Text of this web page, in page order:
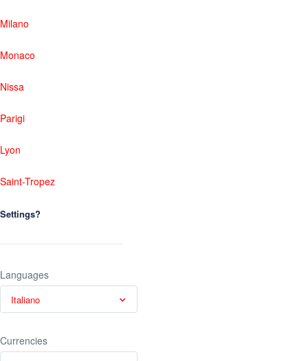
Milano
Monaco
Nissa
Parigi
Lyon
Saint-Tropez
Settings?
Languages
Italiano
Currencies